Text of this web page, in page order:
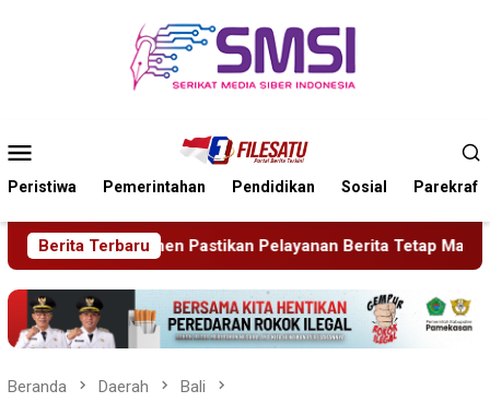
Mobile
Peristiwa Pemerintahan Pendidikan Sosial Parekraf
Berita Terbaru
Berita Tetap Maksimal Rudenim Pusat Tanjung
Beranda Daerah Bali